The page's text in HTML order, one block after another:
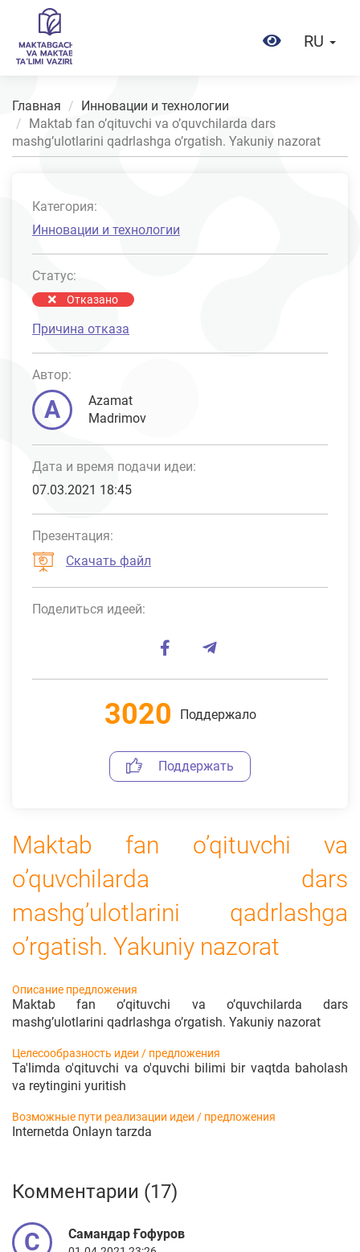
RU
Главная
Инновации и технологии
Maktab fan o’qituvchi va o’quvchilarda dars
mashg’ulotlarini qadrlashga o’rgatish. Yakuniy nazorat
Maktab fan o’qituvchi va
o’quvchilarda dars
mashg’ulotlarini qadrlashga
o’rgatish. Yakuniy nazorat
Описание предложения
Maktab fan o’qituvchi va o’quvchilarda dars
mashg’ulotlarini qadrlashga o’rgatish. Yakuniy nazorat
Целесообразность идеи / предложения
Ta'limda o'qituvchi va o'quvchi bilimi bir vaqtda baholash
va reytingini yuritish
Возможные пути реализации идеи / предложения
Internetda Onlayn tarzda
Комментарии (17)
С Самандар Ғофуров
Категория:
Инновации и технологии
Статус:
Отказано
Причина отказа
Автор:
A
Azamat
Madrimov
Дата и время подачи идеи:
07.03.2021 18:45
Презентация:
Скачать файл
Поделиться идеей:
3020 Поддержало
Поддержать